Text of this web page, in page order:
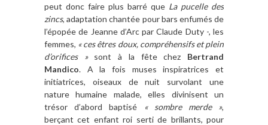
peut donc faire plus barré que La pucelle des
zincs, adaptation chantée pour bars enfumés de
l’épopée de Jeanne d’Arc par Claude Duty -, les
femmes, « ces êtres doux, compréhensifs et plein
d’orifices »sont à la fête chez Bertrand
Mandico. A la fois muses inspiratrices et
initiatrices, oiseaux de nuit survolant une
nature humaine malade, elles divinisent un
trésor d’abord baptisé
« sombre merde »,
berçant cet enfant roi serti de brillants, pour